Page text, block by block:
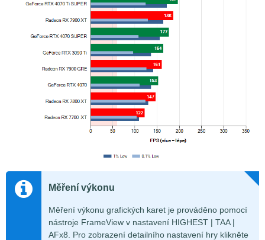
Měření výkonu
Měření výkonu grafických karet je prováděno pomocí
nástroje FrameView v nastavení HIGHEST | TAA |
AFx8. Pro zobrazení detailního nastavení hry klikněte